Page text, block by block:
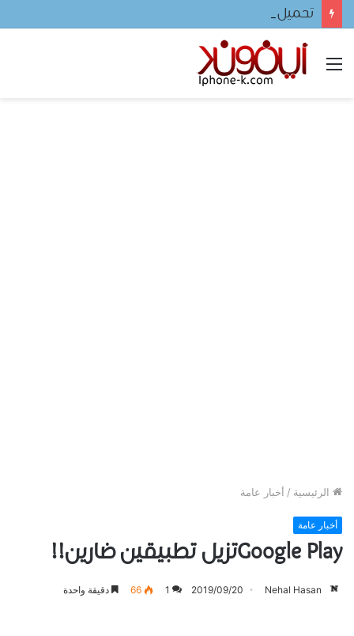
تحميل لعبه فيفا ٢٠٢٤ للجوال
القائمة
الرئيسية / أخبار عامة
أخبار عامة
Google Playتزيل تطبيقين ضارين!!
Nehal Hasan
2019/09/20
1
66 دقيقة واحدة